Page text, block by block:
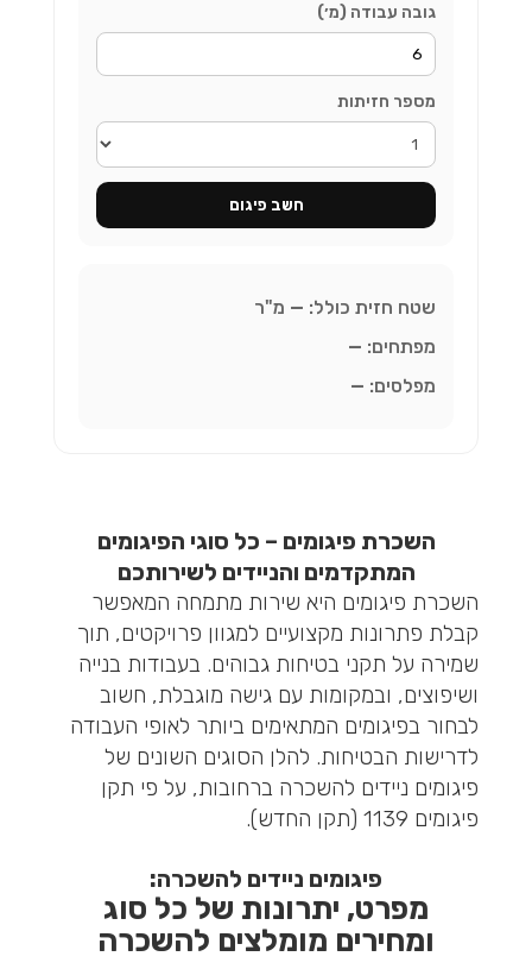
גובה עבודה (מ׳)
מספר חזיתות
חשב פיגום
שטח חזית כולל: — מ"ר
מפתחים: —
מפלסים: —
השכרת פיגומים – כל סוגי הפיגומים
המתקדמים והניידים לשירותכם
השכרת פיגומים היא שירות מתמחה המאפשר
קבלת פתרונות מקצועיים למגוון פרויקטים, תוך
שמירה על תקני בטיחות גבוהים. בעבודות בנייה
ושיפוצים, ובמקומות עם גישה מוגבלת, חשוב
לבחור בפיגומים המתאימים ביותר לאופי העבודה
לדרישות הבטיחות. להלן הסוגים השונים של
פיגומים ניידים להשכרה ברחובות, על פי תקן
פיגומים 1139 (תקן החדש).
פיגומים ניידים להשכרה:
מפרט, יתרונות של כל סוג
ומחירים מומלצים להשכרה